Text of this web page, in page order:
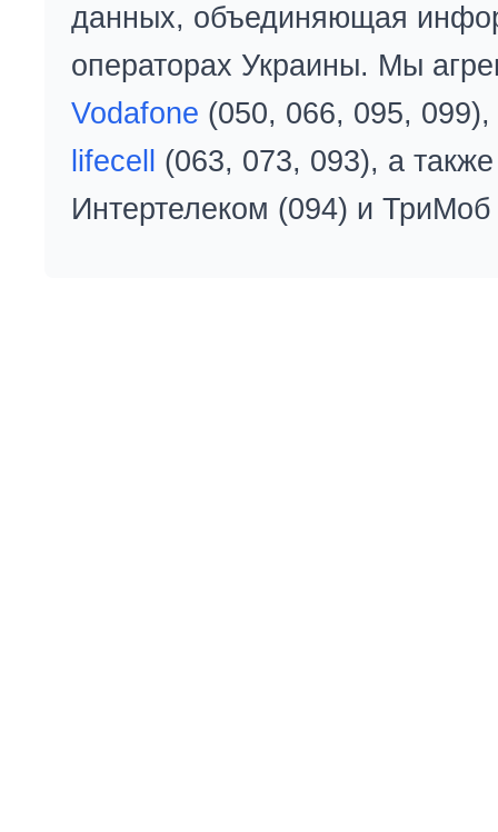
данных, объединяющая
операторах Украины. Мы
Vodafone (050, 066, 095, 099),
lifecell
(063, 073, 093), а
Интертелеком (094) и ТриМоб